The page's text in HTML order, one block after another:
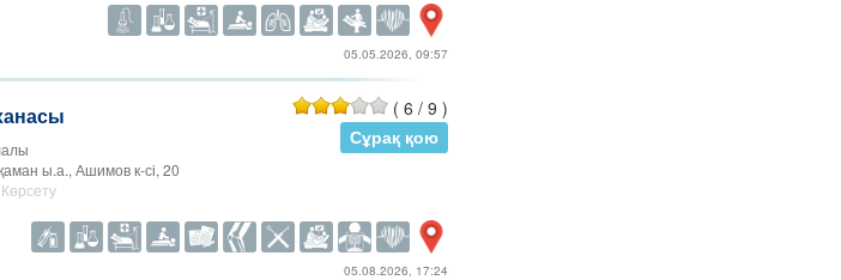
05.05.2026, 09:57
ы.а., Ашимов к-сі, 20
( 6 / 9 )
Сұрақ қою
05.08.2026, 17:24